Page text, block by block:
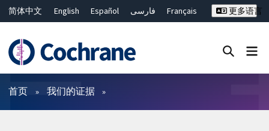
简体中文 English Español فارسی
Français
ไทย
繁體中文
更多语言
过滤
首页 我们的证据